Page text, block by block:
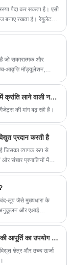
पैदा कर सकता है। एसी
बनाए रखता है। रेगुलेटर
जो सकारात्मक और
आवृत्ति मॉड्यूलेशन,
डीसी हाई-वोल्टेज बिजली आपूर्ति: इलेक्ट्रॉनिक्स उद्योग में क्रांति लाने वाली नई तकनीक
की मांग बढ़ रही है।
प्रदान करती है
जिसका व्यापक रूप से
संचार प्रणालियों में
को सूचित निर्णय लेने में
एप्लिकेशन अंतर्दृष्टि भी
बंद-लूप जैसे मुख्यधारा के
अनुकूलन और एआई
कुछ उपकरणों को उच्च शक्ति और उच्च वोल्टेज बिजली की आपूर्ति का उपयोग क्यों करना पड़ता है?
क्षेत्र और उच्च ऊर्जा